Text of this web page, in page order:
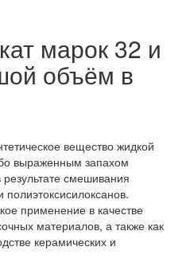
марок 32 и
объём в
вещество жидкой
выраженным запахом
смешивания
полиэтоксисилоксанов.
применение в качестве
материалов, а также как
керамических и